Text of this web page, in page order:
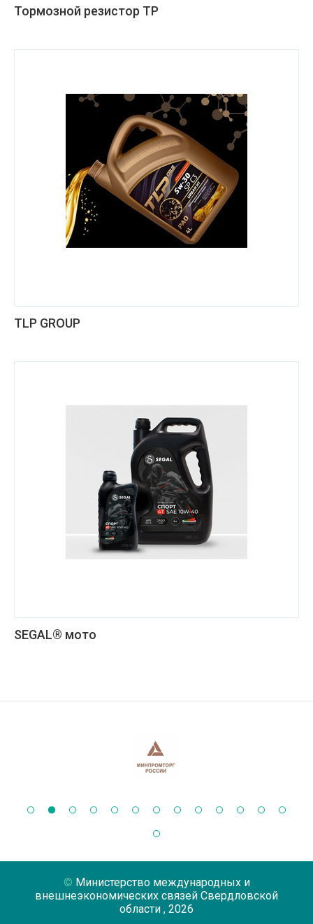
Тормозной резистор ТР
TLP GROUP
SEGAL® мото
Министерство международных и
внешнеэкономических связей Свердловской
области , 2026